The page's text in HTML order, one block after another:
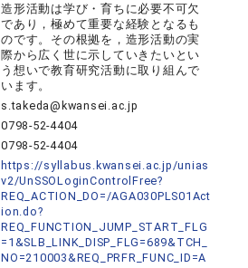
造形活動は学び・育ちに必要不可欠
であり，極めて重要な経験となるも
のです。その根拠を，造形活動の実
際から広く世に示していきたいとい
う想いで教育研究活動に取り組んで
います。
s.takeda@kwansei.ac.jp
0798-52-4404
0798-52-4404
https://syllabus.kwansei.ac.jp/unias
v2/UnSSOLoginControlFree?
REQ_ACTION_DO=/AGA030PLS01Act
ion.do?
REQ_FUNCTION_JUMP_START_FLG
=1&SLB_LINK_DISP_FLG=689&TCH_
NO=210003&REQ_PRFR_FUNC_ID=A